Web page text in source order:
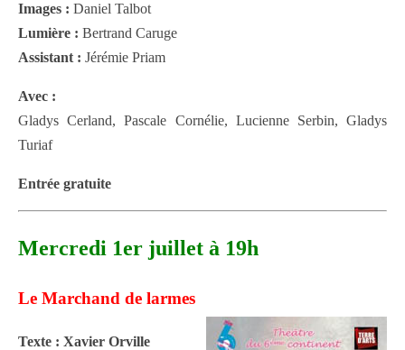
Images : Daniel Talbot
Lumière : Bertrand Caruge
Assistant : Jérémie Priam
Avec :
Gladys Cerland, Pascale Cornélie, Lucienne Serbin, Gladys
Turiaf
Entrée gratuite
Mercredi 1er juillet à 19h
Le Marchand de larmes
Texte : Xavier Orville